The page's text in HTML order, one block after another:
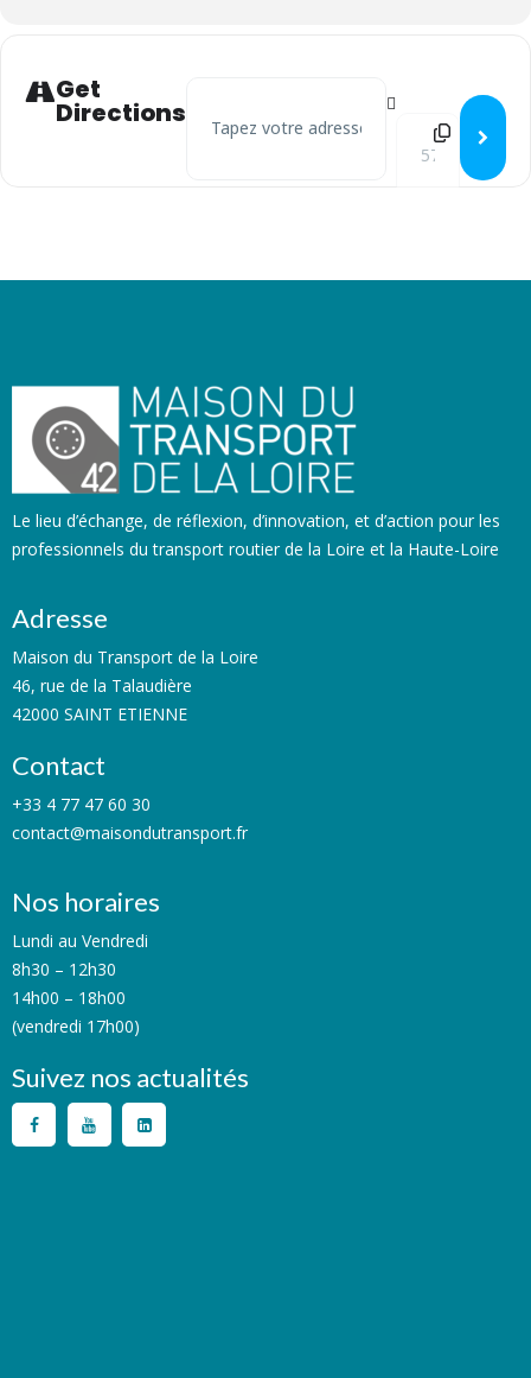
Get
Directions
Address - Assemblée Générale Syndicat
Destination
Le lieu d’échange, de réflexion, d’innovation, et d’action pour les
professionnels du transport routier de la Loire et la Haute-Loire
Adresse
Maison du Transport de la Loire
46, rue de la Talaudière
42000 SAINT ETIENNE
Contact
+33 4 77 47 60 30
contact@maisondutransport.fr
Nos horaires
Lundi au Vendredi
8h30 – 12h30
14h00 – 18h00
(vendredi 17h00)
Suivez nos actualités